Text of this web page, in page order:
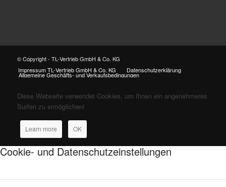
© Copyright - TL-Vertrieb GmbH & Co. KG
Impressum TL-Vertrieb GmbH & Co. KG
Datenschutzerklärung
Allgemeine Geschäfts- und Verkaufsbedingungen
Diese Webseite verwendet Cookies, um Ihnen ein angenehmeres
Surfen zu ermöglichen!
Learn more OK
Cookie- und Datenschutzeinstellungen